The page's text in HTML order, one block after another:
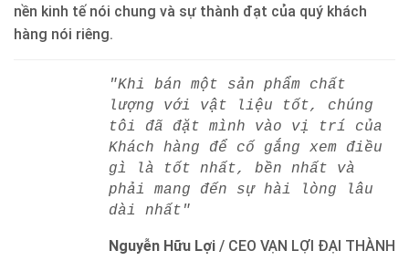
nền kinh tế nói chung và sự thành đạt của quý khách
hàng nói riêng.
"Khi bán một sản phẩm chất
lượng với vật liệu tốt, chúng
tôi đã đặt mình vào vị trí của
Khách hàng để cố gắng xem điều
gì là tốt nhất, bền nhất và
phải mang đến sự hài lòng lâu
dài nhất"
Nguyễn Hữu Lợi / CEO VẠN LỢI ĐẠI THÀNH